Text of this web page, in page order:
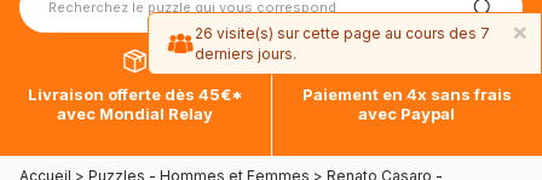
Livraison offerte dès 45€*
avec Mondial Relay
Paiement en 4x sans frais
avec Paypal
Accueil > Puzzles - Hommes et Femmes > Renato Casaro -
×
26 visite(s) sur cette page au cours des 7
derniers jours.